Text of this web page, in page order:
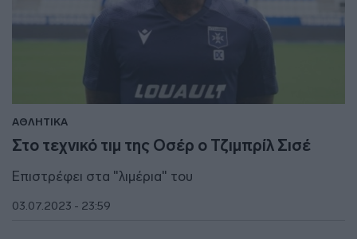
ΑΘΛΗΤΙΚΑ
Στο τεχνικό τιμ της Οσέρ ο Τζιμπρίλ Σισέ
Επιστρέφει στα "λιμέρια" του
03.07.2023 - 23:59